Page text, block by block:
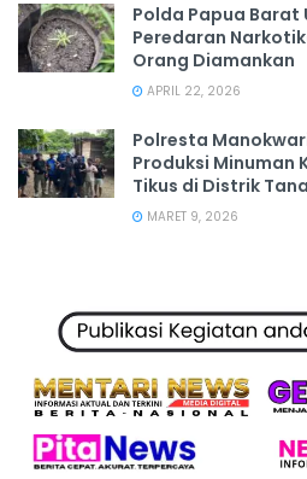
Polda Papua Barat
Peredaran
Orang Diamankan
APRIL 22, 2026
Polresta
Produksi Minuman
Tikus di Distrik
MARET 9, 2026